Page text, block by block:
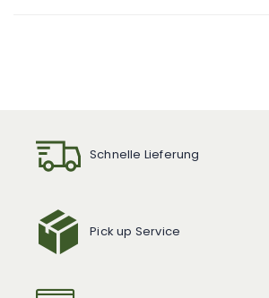
Schnelle Lieferung
Pick up Service